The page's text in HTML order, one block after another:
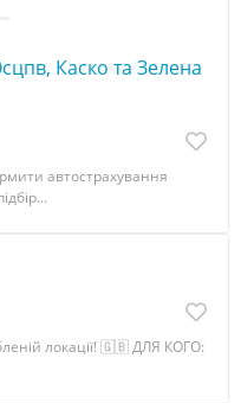
Каско та Зелена
автострахування
локації! 🇬🇧 ДЛЯ КОГО: